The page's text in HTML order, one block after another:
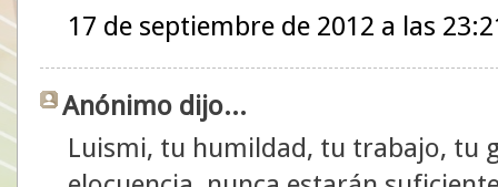
17 de septiembre de 2012 a las
Anónimo dijo...
Luismi, tu humildad, tu trabajo, tu